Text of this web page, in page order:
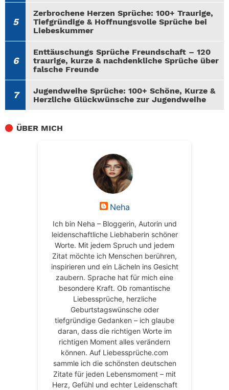
Zerbrochene Herzen Sprüche: 100+ Traurige,
Tiefgründige & Hoffnungsvolle Sprüche bei
Liebeskummer
Enttäuschungs Sprüche Freundschaft – 120
traurige, kurze & nachdenkliche Sprüche über
falsche Freunde
Jugendweihe Sprüche: 100+ Schöne, Kurze &
Herzliche Glückwünsche zur Jugendweihe
ÜBER MICH
Neha
Ich bin Neha – Bloggerin, Autorin und
leidenschaftliche Liebhaberin schöner
Worte. Mit jedem Spruch und jedem
Zitat möchte ich Menschen berühren,
inspirieren und ein Lächeln ins Gesicht
zaubern. Sprache hat für mich eine
besondere Kraft. Ob romantische
Liebessprüche, herzliche
Geburtstagswünsche oder
tiefgründige Gedanken – ich glaube
daran, dass die richtigen Worte im
richtigen Moment alles verändern
können. Auf Liebessprüche.com
sammle ich die schönsten deutschen
Zitate für jeden Lebensmoment – mit
Herz, Gefühl und echter Leidenschaft